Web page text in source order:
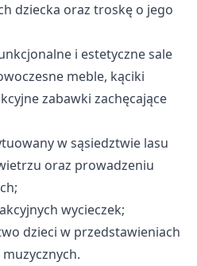
dziecka oraz troskę o jego
i estetyczne sale
meble, kąciki
zabawki zachęcające
w sąsiedztwie lasu
oraz prowadzeniu
wycieczek;
dzieci w przedstawieniach